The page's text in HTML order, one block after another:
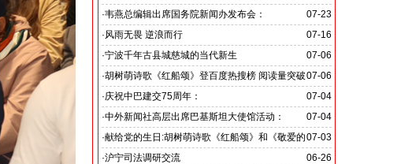
07-23
·韦燕总编辑出席国务院新闻办发布会：
关注海关总署“十五五”时期守好国门安全
07-16
·风雨无畏 逆浪而行
旭日应急救援队硬核抗巴“威风”护平安
07-06
·宁波千年古县城慈城的当代新生
07-06
·胡树萌诗歌《红船颂》登百度热搜榜 阅读量突破
数亿次 打破“曲高和寡”的传播困境
07-04
·庆祝中巴建交75周年：
韦燕总裁同多国大使出席巴基斯坦驻华大使馆举办“芒果
节”
07-04
·中外新闻社高层出席巴基斯坦大使馆活动：
医药、保健和生物科技职业技术教育与培训专题研讨会
07-03
·献给党的生日:胡树萌诗歌《红船颂》和《敬爱的
党啊 我怎能不为你放声歌唱》
06-26
·沪宁司法调研交流